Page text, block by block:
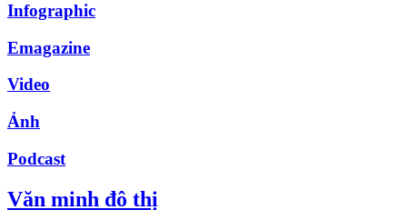
Infographic
Emagazine
Video
Ảnh
Podcast
Văn minh đô thị